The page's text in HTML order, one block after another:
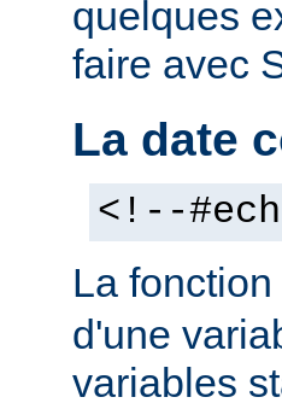
quelques
faire avec
La date
<!--
La fonction
d'une
variables